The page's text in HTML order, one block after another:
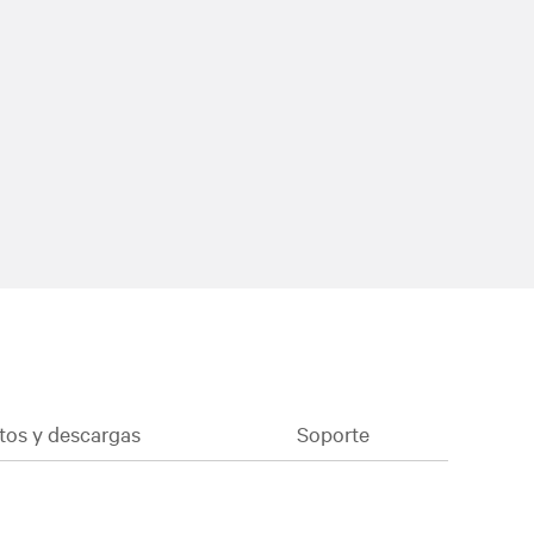
y descargas Soporte